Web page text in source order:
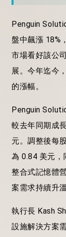
Penguin
盤中飆漲 18%
市場看好該公
展。今年迄今
的漲幅。
Penguin
較去年同期成
元。調整後每
為 0.84 美元，
整合式記憶體
案需求持續升溫
執行長 Kash
設施解決方案